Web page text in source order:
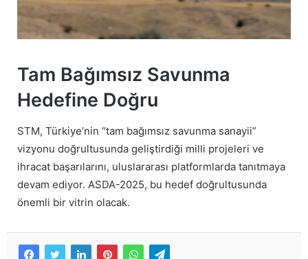
Tam Bağımsız Savunma
Hedefine Doğru
STM, Türkiye’nin “tam bağımsız savunma sanayii”
vizyonu doğrultusunda geliştirdiği milli projeleri ve
ihracat başarılarını, uluslararası platformlarda tanıtmaya
devam ediyor. ASDA-2025, bu hedef doğrultusunda
önemli bir vitrin olacak.